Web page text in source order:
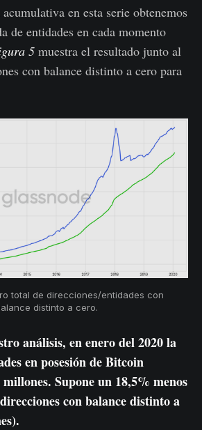
en esta serie obtenemos
de entidades en cada momento
5 muestra el resultado junto al
con balance distinto a cero para
total de direcciones/entidades con
distinto a cero.
análisis, en enero del 2020 la
en posesión de Bitcoin
Supone un 18,5% menos
con balance distinto a